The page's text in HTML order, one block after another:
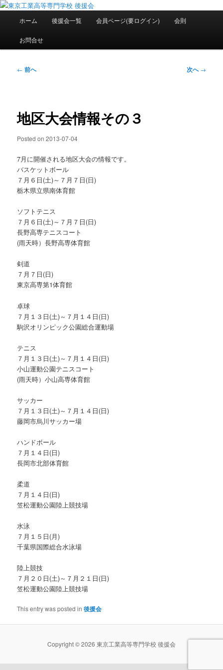
メ
ン
東京工業高等専門学校 後援会
National Institute of Technology ,Tokyo College Supporters.
メ
ホーム 後援会一覧 会員ページ(要ログイン) 会則
お問合せ
投
ゲ
ー
ョ
← 前へ 次へ→
地区大会情報その３
Posted on2013-07-04
7月に開催される地区大会の情報です。
バスケットボール
７月６日(土)～７月７日(日)
栃木県立県南体育館
ソフトテニス
７月６日(土)～７月７日(日)
長野高専テニスコート
(雨天時）長野高専体育館
剣道
７月７日(日)
東京高専第1体育館
卓球
７月１３日(土)～７月１４日(日)
駒沢オリンピック公園総合運動場
テニス
７月１３日(土)～７月１４日(日)
小山運動公園テニスコート
(雨天時）小山高専体育館
サッカー
７月１３日(土)～７月１４日(日)
藤岡市烏川サッカー場
ハンドボール
７月１４日(日)
長岡市北部体育館
柔道
７月１４日(日)
笠松運動公園陸上競技場
水泳
７月１５日(月)
千葉県国際総合水泳場
陸上競技
７月２０日(土)～７月２１日(日)
笠松運動公園陸上競技場
This entry was posted in後援会
Copyright © 2026 東京工業高等専門学校 後援会